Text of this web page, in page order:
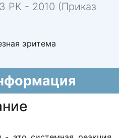
РК - 2010 (Приказ
эритема